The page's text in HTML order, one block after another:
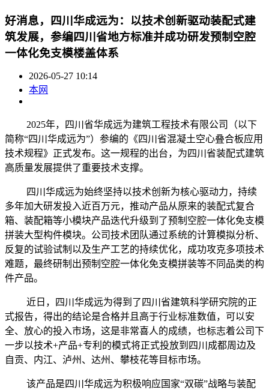
好消息，四川华成远为：以技术创新驱动装配式建
筑发展，参编四川省地方标准并成功研发预制空腔
一体化免支模楼盖体系
2026-05-27 10:14
本网
2025年，四川省华成远为建筑工程技术有限公司（以下
简称“四川华成远为”）参编的《四川省混凝土空心叠合板应用
技术规程》正式发布。这一规程的出台，为四川省装配式建筑
高质量发展提供了重要技术支撑。
四川华成远为始终坚持以技术创新为核心驱动力，持续
多年加大研发投入近百万元，推动产品从原来的装配式复合
箱、装配箱等小模块产品迭代升级到了预制空腔一体化免支模
拼装大型构件模块。公司技术团队通过系统的计算模拟分析、
反复的试验试制以及生产工艺的持续优化，成功攻克多项技术
难题，最终研制出预制空腔一体化免支模拼装等不同品类的构
件产品。
近日，四川华成远为得到了四川省建筑科学研究院的正
式报告，得出的结论是合格并且高于行业标准数值，可以安
全、放心的投入市场，这是非常喜人的成绩，也标志着公司下
一步以技术+产品+专利的模式将正式投放到四川成都周边及
自贡、内江、泸州、达州、攀枝花等目标市场。
该产品是四川华成远为积极响应国家“双碳”战略与装配